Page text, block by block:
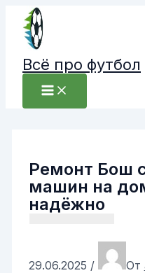
Перейти
содержимому
Всё про футбол
Ремонт Бош
машин на
надёжно
29.06.2025 / От